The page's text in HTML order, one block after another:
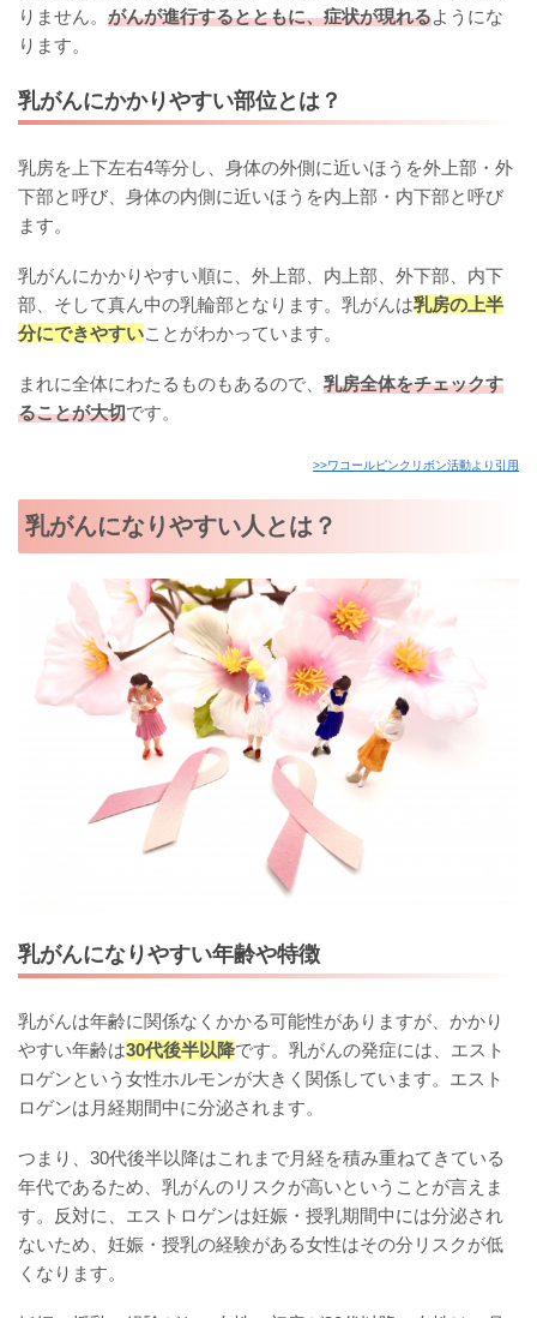
りません。 がんが進行するとともに、症状が現れるようにな
ります。
乳がんにかかりやすい部位とは？
乳房を上下左右4等分し、身体の外側に近いほうを外上部・外
下部と呼び、身体の内側に近いほうを内上部・内下部と呼び
ます。
乳がんにかかりやすい順に、外上部、内上部、外下部、内下
部、そして真ん中の乳輪部となります。乳がんは乳房の上半
分にできやすいことがわかっています。
まれに全体にわたるものもあるので、 乳房全体をチェックす
ることが大切です。
>>ワコールピンクリボン活動より引用
乳がんになりやすい人とは？
乳がんになりやすい年齢や特徴
乳がんは年齢に関係なくかかる可能性がありますが、かかり
やすい年齢は30代後半以降です。乳がんの発症には、エスト
ロゲンという女性ホルモンが大きく関係しています。エスト
ロゲンは月経期間中に分泌されます。
つまり、30代後半以降はこれまで月経を積み重ねてきている
年代であるため、乳がんのリスクが高いということが言えま
す。反対に、エストロゲンは妊娠・授乳期間中には分泌され
ないため、妊娠・授乳の経験がある女性はその分リスクが低
くなります。